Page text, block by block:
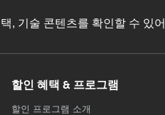
, 기술 콘텐츠를 확인할 수 있
할인 혜택 & 프로그램
할인 프로그램 소개